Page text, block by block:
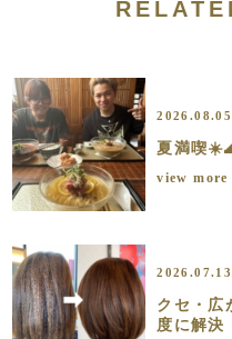
2026.08.05
夏満喫
view more
2026.07.13
クセ・広
度に解決